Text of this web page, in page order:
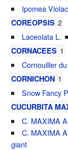
Ipomea
COREOPSIS 2
Laceolata L.
CORNACEES 1
Cornouiller
CORNICHON 1
Snow Fancy
CUCURBITA
C. MAXIMA
C. MAXIMA
giant